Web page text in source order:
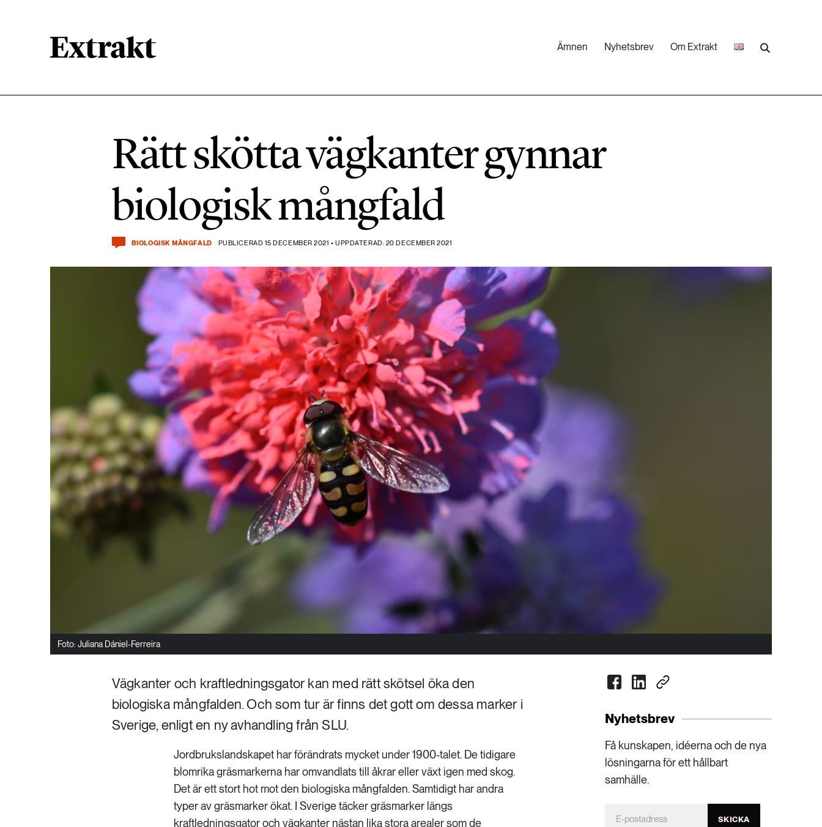
Ämnen Nyhetsbrev Om Extrakt
1492 ARTIKLAR
Klimat Landsbygd
Livsstil & konsumtion
612 ARTIKLAR
Mat & jordbruk
Social hållbarhet Transport Vatten
Rätt skötta vägkanter gynnar
biologisk mångfald
BIOLOGISK MÅNGFALD PUBLICERAD 15 DECEMBER 2021 • UPPDATERAD: 20 DECEMBER 2021
Foto: Juliana Dániel-Ferreira
Vägkanter och kraftledningsgator kan med rätt skötsel öka den
biologiska mångfalden. Och som tur är finns det gott om dessa marker i
Sverige, enligt en ny avhandling från SLU.
Jordbrukslandskapet har förändrats mycket under 1900-talet. De tidigare
blomrika gräsmarkerna har omvandlats till åkrar eller växt igen med skog.
Det är ett stort hot mot den biologiska mångfalden. Samtidigt har andra
typer av gräsmarker ökat. I Sverige täcker gräsmarker längs
kraftledningsgator och vägkanter nästan lika stora arealer som de
Nyhetsbrev
Få kunskapen, idéerna och de nya
lösningarna för ett hållbart
samhälle.
SKICKA